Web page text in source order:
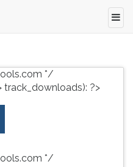
*/
track_downloads): ?>
*/